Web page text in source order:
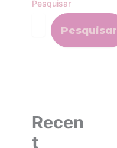
Pesquisar
Pesquisar
Recen
t